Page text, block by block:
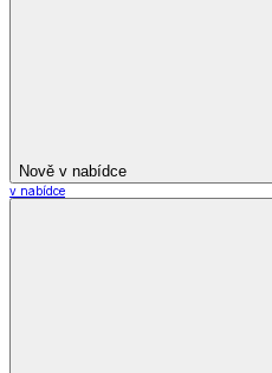
Nově v nabídce
v nabídce